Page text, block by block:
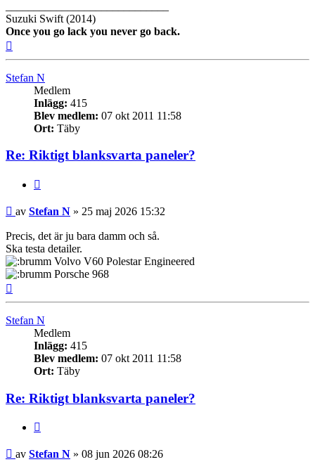
Suzuki Swift (2014)
Once you go lack you never go back.
Stefan N
Medlem
Inlägg: 415
Blev medlem: 07 okt 2011 11:58
Ort: Täby
Re: Riktigt blanksvarta paneler?
Inlägg
av Stefan N » 25 maj 2026 15:32
Precis, det är ju bara damm och så.
Ska testa detailer.
Volvo V60 Polestar Engineered
Porsche 968
Stefan N
Medlem
Inlägg: 415
Blev medlem: 07 okt 2011 11:58
Ort: Täby
Re: Riktigt blanksvarta paneler?
Inlägg
av Stefan N » 08 jun 2026 08:26